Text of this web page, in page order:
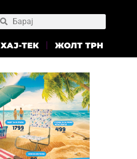
ХАЈ-ТЕК ЖОЛТ ТРН